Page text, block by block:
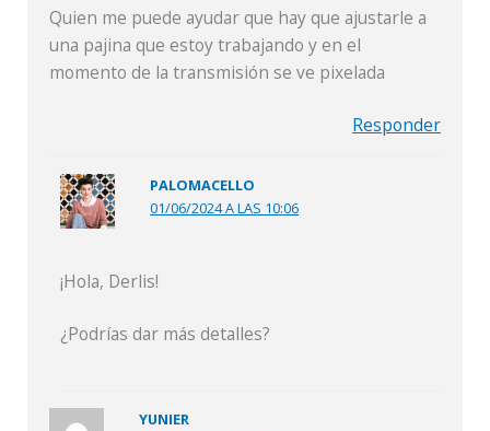
Quien me puede ayudar que hay que ajustarle a
una pajina que estoy trabajando y en el
momento de la transmisión se ve pixelada
Responder
PALOMACELLO
01/06/2024 A LAS 10:06
¡Hola, Derlis!
¿Podrías dar más detalles?
YUNIER